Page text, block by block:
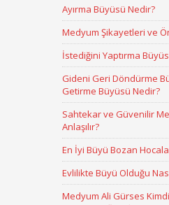
Ayırma Büyüsü Nedir?
Medyum Şikayetleri ve
İstediğini Yaptırma
Gideni Geri Döndürme
Getirme Büyüsü Nedir?
Sahtekar ve Güvenilir
Anlaşılır?
En İyi Büyü Bozan
Evlilikte Büyü Olduğu
Medyum Ali Gürses